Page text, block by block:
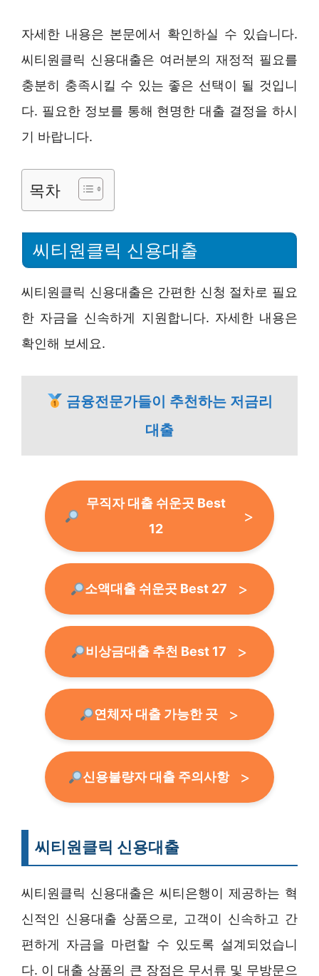
자세한 내용은 본문에서 확인하실 수 있습니다.
씨티원클릭 신용대출은 여러분의 재정적 필요를
충분히 충족시킬 수 있는 좋은 선택이 될 것입니
다. 필요한 정보를 통해 현명한 대출 결정을 하시
기 바랍니다.
목차
씨티원클릭 신용대출
씨티원클릭 신용대출은 간편한 신청 절차로 필요
한 자금을 신속하게 지원합니다. 자세한 내용은
확인해 보세요.
금융전문가들이 추천하는 저금리
대출
무직자 대출 쉬운곳 Best
12
소액대출 쉬운곳 Best 27
비상금대출 추천 Best 17
연체자 대출 가능한 곳
신용불량자 대출 주의사항
씨티원클릭 신용대출
씨티원클릭 신용대출은 씨티은행이 제공하는 혁
신적인 신용대출 상품으로, 고객이 신속하고 간
편하게 자금을 마련할 수 있도록 설계되었습니
다. 이 대출 상품의 큰 장점은 무서류 및 무방문으